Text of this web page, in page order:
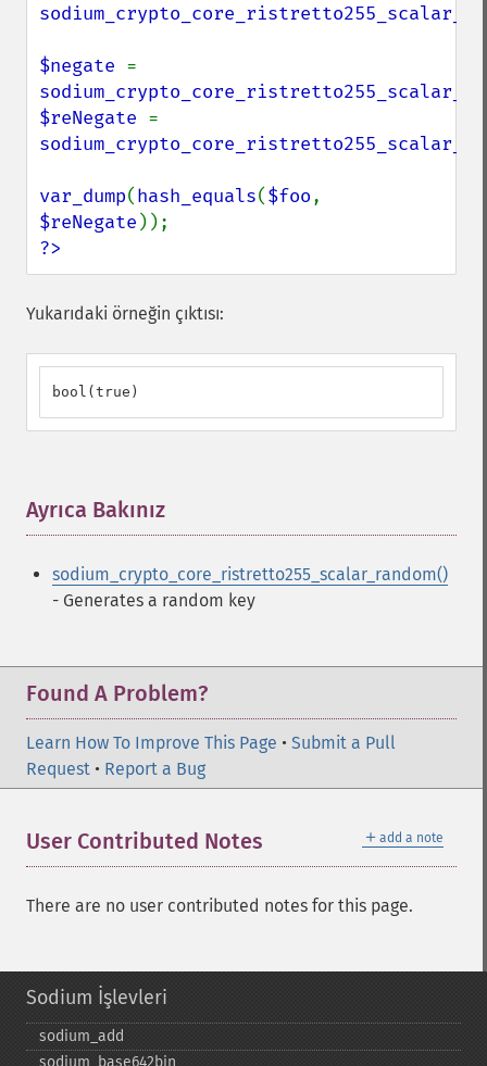
$negate
$reNegate
var_dump(hash_equals($foo
$reNegate
?>
Yukarıdaki örneğin çıktısı:
bool(true)
Ayrıca Bakınız
sodium_crypto_core_ristretto255_scalar_random()
- Generates a random key
Found A Problem?
Learn How To Improve This Page • Submit a Pull
Request • Report a Bug
＋ add a note
User Contributed Notes
There are no user contributed notes for this page.
Sodium İşlevleri
sodium_​add
sodium_​base642bin